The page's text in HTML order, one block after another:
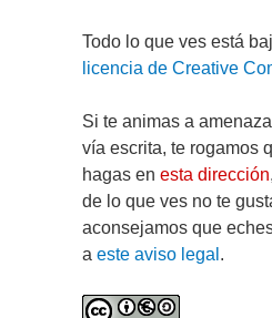
Todo lo que ves está
licencia de Creative
Si te animas a
vía escrita, te rogamos
hagas en esta dirección
de lo que ves no te
aconsejamos que
a este aviso legal .